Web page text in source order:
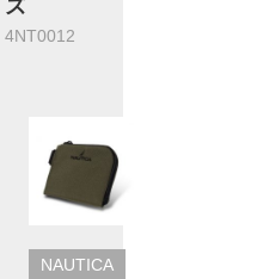
ズ
4NT0012
NAUTICA